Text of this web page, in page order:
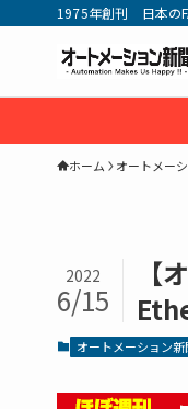
1975年創刊 日本の
ホーム オートメー
【
2022
6/15
オートメーション